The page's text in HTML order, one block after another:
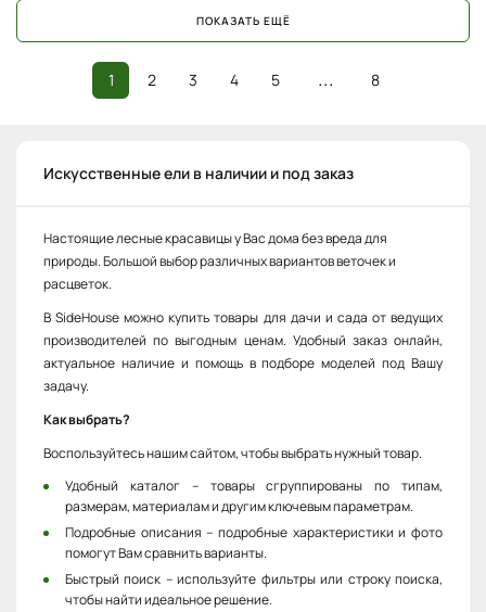
ПОКАЗАТЬ ЕЩЁ
1 2 3 4 5 ... 8
Искусственные ели в наличии и под заказ
Настоящие лесные красавицы у Вас дома без вреда для
природы. Большой выбор различных вариантов веточек и
расцветок.
В SideHouse можно купить товары для дачи и сада от ведущих
производителей по выгодным ценам. Удобный заказ онлайн,
актуальное наличие и помощь в подборе моделей под Вашу
задачу.
Как выбрать?
Воспользуйтесь нашим сайтом, чтобы выбрать нужный товар.
Удобный каталог – товары сгруппированы по типам,
размерам, материалам и другим ключевым параметрам.
Подробные описания – подробные характеристики и фото
помогут Вам сравнить варианты.
Быстрый поиск – используйте фильтры или строку поиска,
чтобы найти идеальное решение.